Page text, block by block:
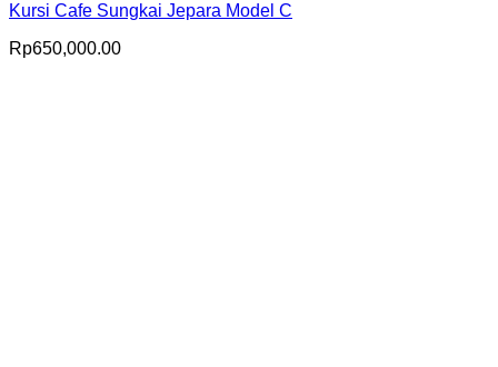
Kursi Cafe Sungkai Jepara Model C
Rp650,000.00